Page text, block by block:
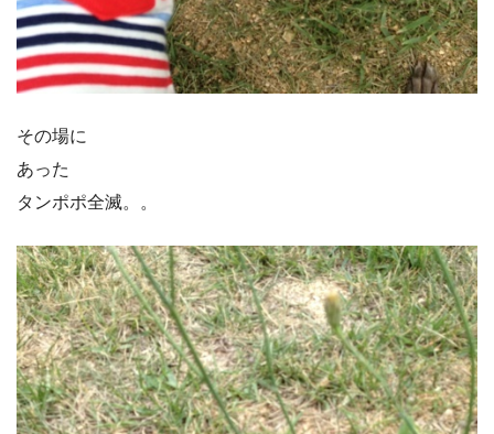
その場に
あった
タンポポ全滅。。